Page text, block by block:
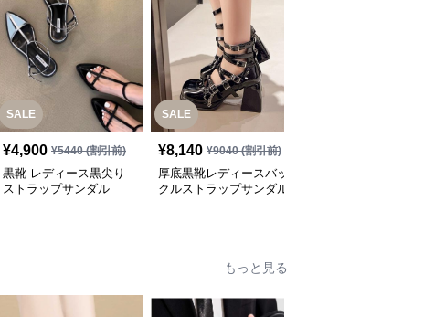
SALE
¥4,900 ¥5440(割引前)
黒靴 レディース黒尖り
ストラップサンダル
SALE
¥8,140 ¥9040(割引前)
厚底黒靴レディースバッ
クルストラップサンダル
もっと見る